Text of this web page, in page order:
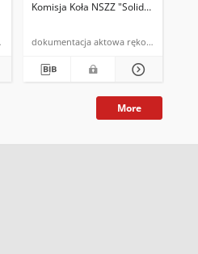
w Zespole Szkół Rolniczych w
Komisja Koła NSZZ "Solidarność" w
dokumentacja aktowa rękopis
More